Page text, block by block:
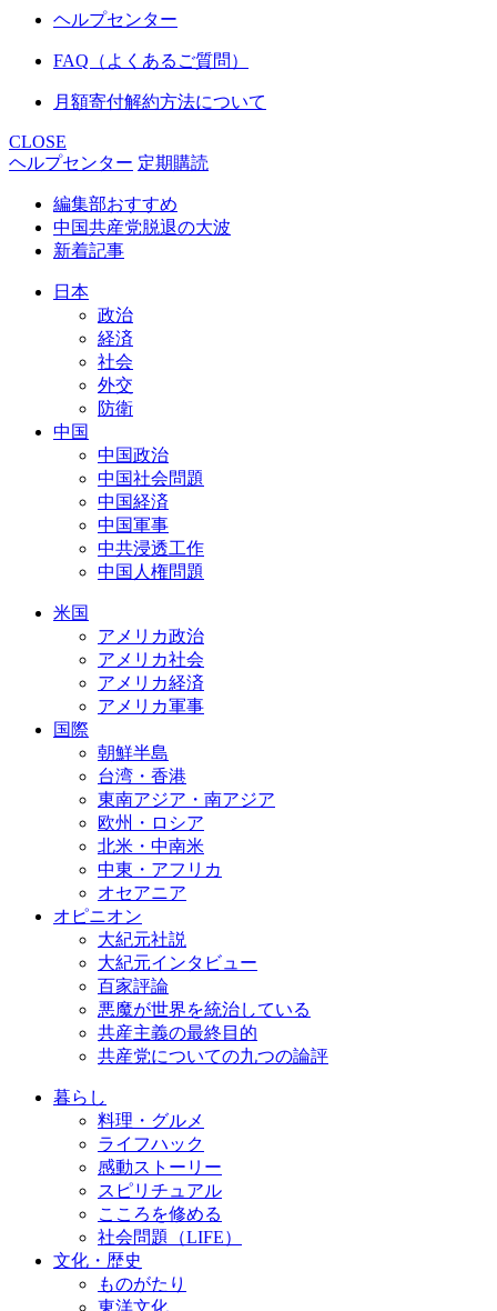
ヘルプセンター
FAQ（よくあるご質問）
月額寄付解約方法について
CLOSE
ヘルプセンター 定期購読
編集部おすすめ
中国共産党脱退の大波
新着記事
日本
政治
経済
社会
外交
防衛
中国
中国政治
中国社会問題
中国経済
中国軍事
中共浸透工作
中国人権問題
米国
アメリカ政治
アメリカ社会
アメリカ経済
アメリカ軍事
国際
朝鮮半島
台湾・香港
東南アジア・南アジア
欧州・ロシア
北米・中南米
中東・アフリカ
オセアニア
オピニオン
大紀元社説
大紀元インタビュー
百家評論
悪魔が世界を統治している
共産主義の最終目的
共産党についての九つの論評
暮らし
料理・グルメ
ライフハック
感動ストーリー
スピリチュアル
こころを修める
社会問題（LIFE）
文化・歴史
ものがたり